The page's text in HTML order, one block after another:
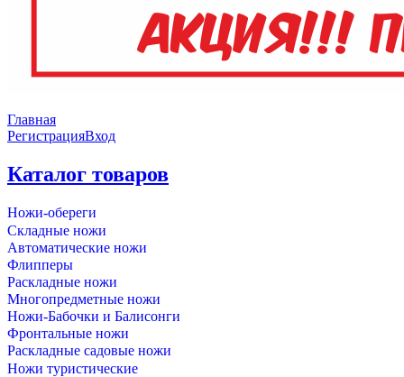
Главная
РегистрацияВход
Каталог товаров
Ножи-обереги
Складные ножи
Автоматические ножи
Флипперы
Раскладные ножи
Многопредметные ножи
Ножи-Бабочки и Балисонги
Фронтальные ножи
Раскладные садовые ножи
Ножи туристические